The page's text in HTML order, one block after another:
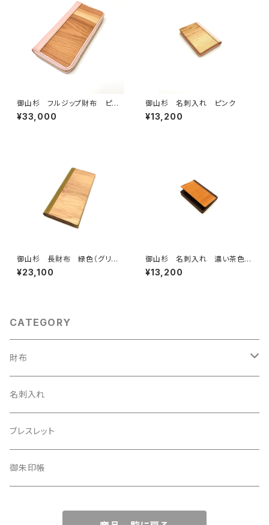
御山杉 フルジップ財布 ピン
ク
¥33,000
御山杉 名刺入れ ピンク
¥13,200
御山杉 長財布 緑色（グリー
ン）
¥23,100
御山杉 名刺入れ 濃い茶色
（ダークブラウン）
¥13,200
CATEGORY
財布
フルジップ財布
二つ折財布
長財布
名刺入れ
ブレスレット
御朱印帳